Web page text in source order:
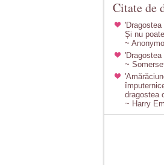
Citate de
Și nu
~
~
dragostea
~ Harry